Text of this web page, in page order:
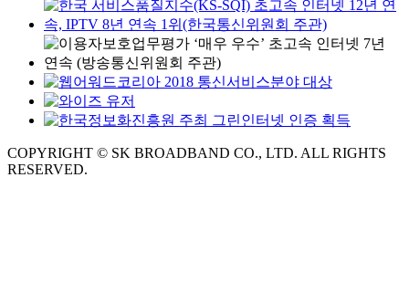
COPYRIGHT © SK BROADBAND CO., LTD. ALL RIGHTS
RESERVED.